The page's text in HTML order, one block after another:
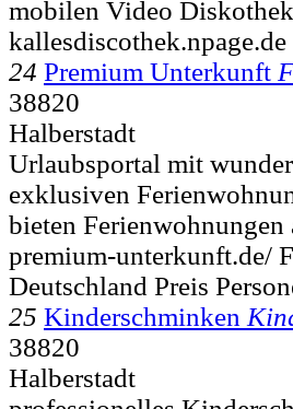
mobilen Video
24 Premium Unterkunft
38820
Halberstadt
Urlaubsportal mit
exklusiven
bieten Ferienwohnungen
premium-unterkunft.de/
Deutschland Preis
25 Kinderschminken
38820
Halberstadt